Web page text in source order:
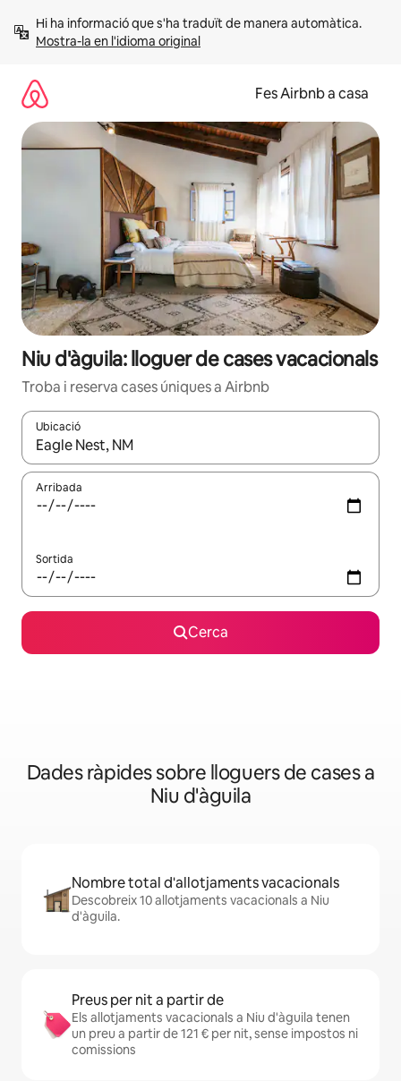
Mostra-la en l'idioma original
Fes Airbnb a casa
Niu d'àguila: lloguer de cases vacacionals
Troba i reserva cases úniques a Airbnb
Ubicació
Quan els resultats estiguin disponibles, podràs navegar-hi a
Arribada
Sortida
Cerca
Dades ràpides sobre lloguers de cases a
Niu d'àguila
Nombre total d'allotjaments vacacionals
Descobreix 10 allotjaments vacacionals a Niu
d'àguila.
Preus per nit a partir de
Els allotjaments vacacionals a Niu d'àguila tenen
un preu a partir de 121 € per nit, sense impostos ni
comissions